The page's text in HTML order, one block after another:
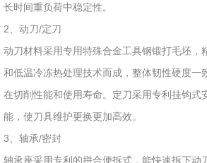
长时间重负荷中稳定性。
2、动刀/定刀
动刀材料采用专用特殊合金工具钢锻打毛坯，
和低温冷冻热处理技术而成，整体韧性硬度一
在切削性能和使用寿命。定刀采用专利挂钩式
能，使刀具维护更换更加高效。
3、轴承/密封
轴承座采用专利的拼合便拆式，能快速拆下动